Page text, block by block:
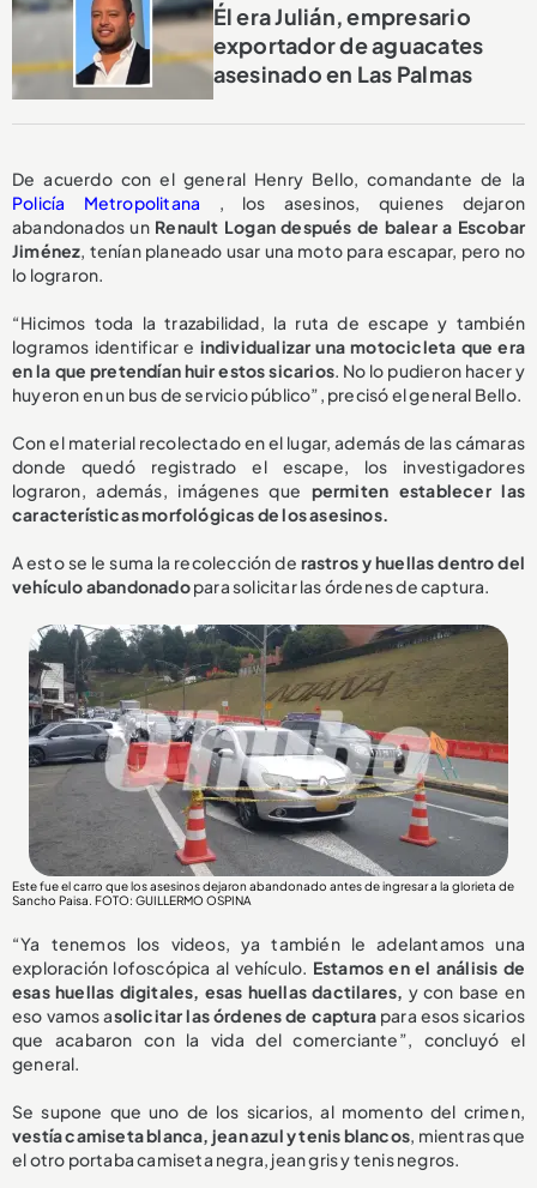
Él era Julián, empresario
exportador de aguacates
asesinado en Las Palmas
De acuerdo con el general Henry Bello, comandante de la
Policía Metropolitana , los asesinos, quienes dejaron
abandonados un Renault Logan después de balear a Escobar
Jiménez , tenían planeado usar una moto para escapar, pero no
lo lograron.
“Hicimos toda la trazabilidad, la ruta de escape y también
logramos identificar e individualizar una motocicleta que era
en la que pretendían huir estos sicarios. No lo pudieron hacer y
huyeron en un bus de servicio público”, precisó el general Bello.
Con el material recolectado en el lugar, además de las cámaras
donde quedó registrado el escape, los investigadores
lograron, además, imágenes que permiten establecer las
características morfológicas de los asesinos.
A esto se le suma la recolección de rastros y huellas dentro del
vehículo abandonadopara solicitar las órdenes de captura.
Este fue el carro que los asesinos dejaron abandonado antes de ingresar a la glorieta de
Sancho Paisa. FOTO: GUILLERMO OSPINA
“Ya tenemos los videos, ya también le adelantamos una
exploración lofoscópica al vehículo. Estamos en el análisis de
esas huellas digitales, esas huellas dactilares, y con base en
eso vamos asolicitar las órdenes de captura para esos sicarios
que acabaron con la vida del comerciante”, concluyó el
general.
Se supone que uno de los sicarios, al momento del crimen,
vestía camiseta blanca, jean azul y tenis blancos , mientras que
el otro portaba camiseta negra, jean gris y tenis negros.